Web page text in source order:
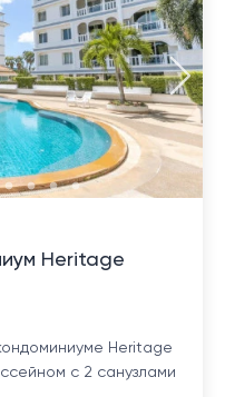
Heritage
Heritage
с 2 санузлами